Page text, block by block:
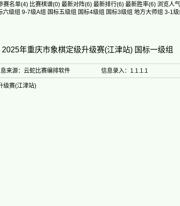
赛名单(4) 比赛棋谱(0) 最新对阵(6) 最新排行(6) 最新胜率(6) 浏览人
六级组 9-7级A组 国标五级组 国标4级组 国标3级组 地方大师组 3-1级
2025年重庆市象棋定级升级赛(江津站) 国标一级组
来源：云蛇比赛编排软件 信息录入：1.1.1.1
级赛(江津站)